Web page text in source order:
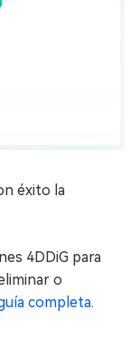
éxito la
4DDiG para
o
completa.